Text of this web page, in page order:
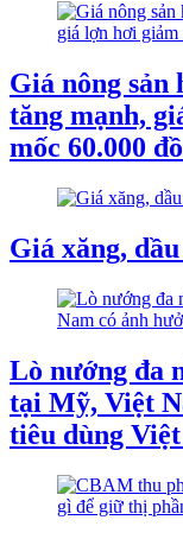
Giá nông sản
tăng mạnh,
mốc 60.000
Giá xăng,
Lò nướng đa
tại Mỹ, Việt
tiêu dùng